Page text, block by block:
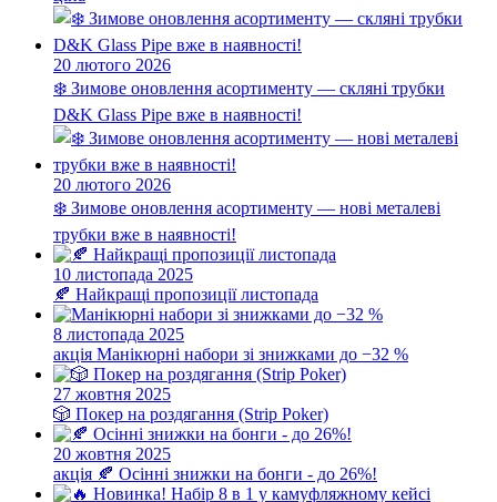
20 лютого 2026
❄️ Зимове оновлення асортименту — скляні трубки
D&K Glass Pipe вже в наявності!
20 лютого 2026
❄️ Зимове оновлення асортименту — нові металеві
трубки вже в наявності!
10 листопада 2025
🍂 Найкращі пропозиції листопада
8 листопада 2025
акція Манікюрні набори зі знижками до −32 %
27 жовтня 2025
🎲 Покер на роздягання (Strip Poker)
20 жовтня 2025
акція 🍂 Осінні знижки на бонги - до 26%!